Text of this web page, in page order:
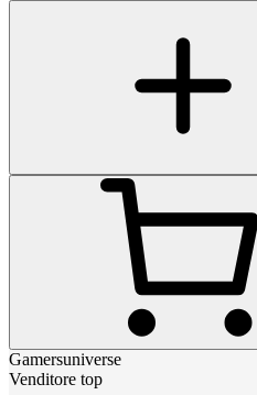
Gamersuniverse
Venditore top